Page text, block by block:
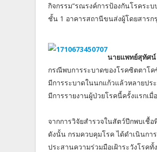
กิจกรรม“รณรงค์การป้องกันโรคระ
ชั้น 1 อาคารสถานีขนส่งผู้โดยสารก
นายแพทย์สุทัศ
กรณีพบการระบาดของโรคซิตตาโค
มีการระบาดในนกแก้วแล้วหลายปร
มีการรายงานผู้ป่วยโรคนี้ครั้งแรกเมื่
จากการวิจัยสำรวจในสัตว์ปีกพบเชื้
ดังนั้น กรมควบคุมโรค ได้ดำเนินกา
ประสานความร่วมมือเฝ้าระวังโรค